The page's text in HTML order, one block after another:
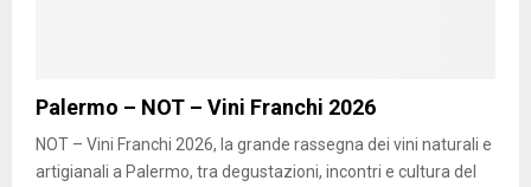
Palermo – NOT – Vini Franchi 2026
NOT – Vini Franchi 2026, la grande rassegna dei vini naturali e
artigianali a Palermo, tra degustazioni, incontri e cultura del